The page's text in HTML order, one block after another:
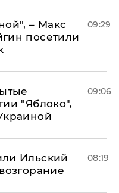
– Макс
посетили
09:29
"Яблоко",
09:06
Ильский
08:19